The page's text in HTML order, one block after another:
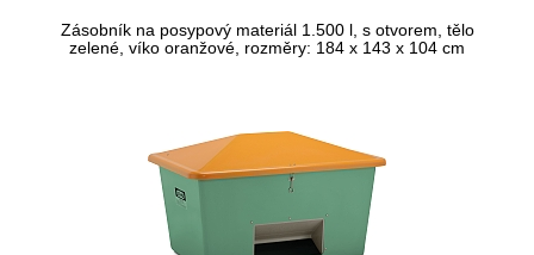
Zásobník na posypový materiál 1.500 l, s otvorem, tělo
zelené, víko oranžové, rozměry: 184 x 143 x 104 cm